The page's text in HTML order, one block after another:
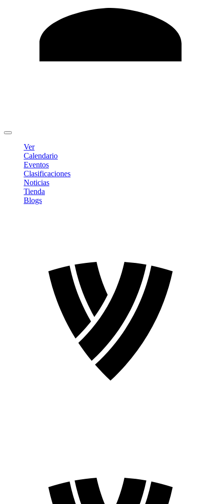
Ver
Calendario
Eventos
Clasificaciones
Noticias
Tienda
Blogs